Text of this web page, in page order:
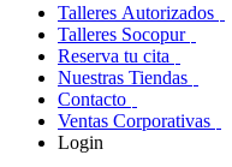
Talleres Autorizados
Talleres Socopur
Reserva tu cita
Nuestras Tiendas
Contacto
Ventas Corporativas
Login